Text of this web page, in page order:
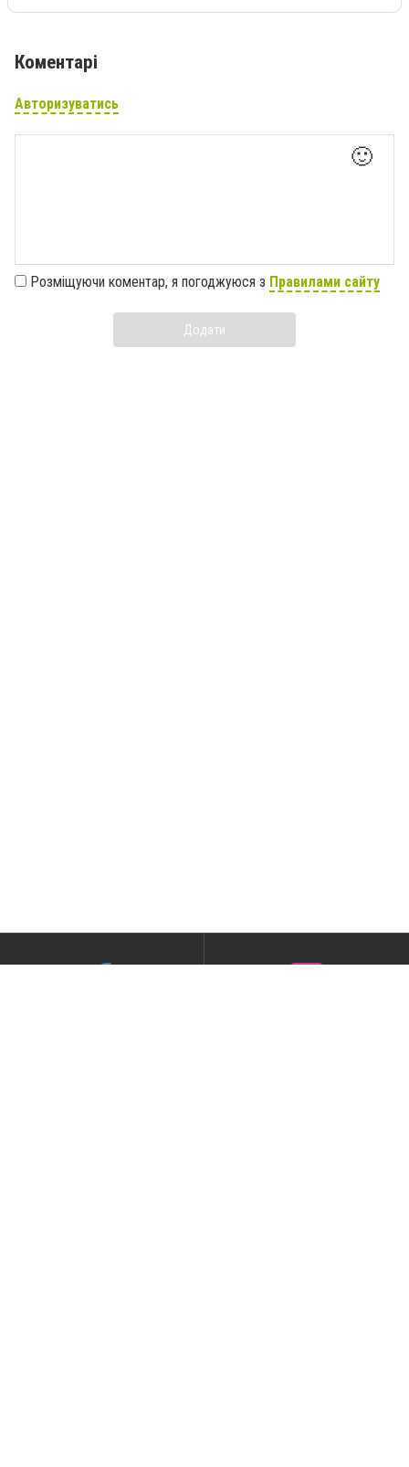
Коментарі
Авторизуватись
🙂
Розміщуючи коментар, я погоджуюся з Правилами сайту
Додати